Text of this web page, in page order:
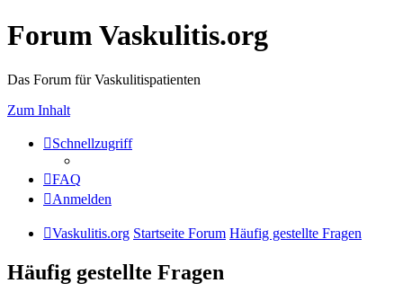
Forum Vaskulitis.org
Das Forum für Vaskulitispatienten
Zum Inhalt
Schnellzugriff
FAQ
Anmelden
Vaskulitis.org Startseite Forum Häufig gestellte Fragen
Häufig gestellte Fragen